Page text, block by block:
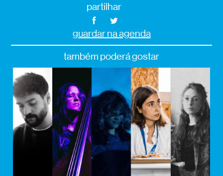
partilhar
guardar na agenda
também poderá gostar